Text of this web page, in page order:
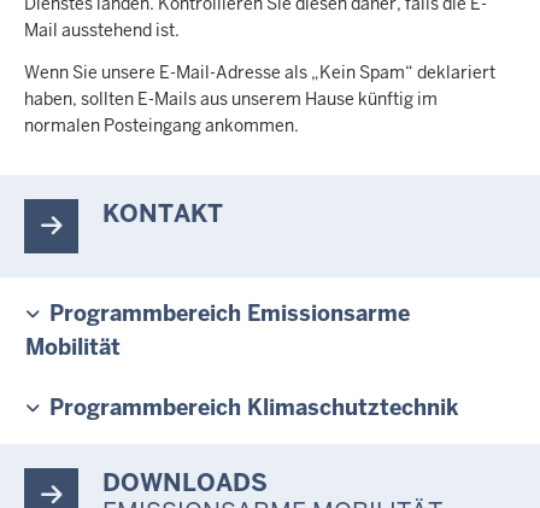
Mail ausstehend ist.
Wenn Sie unsere E-Mail-Adresse als „Kein Spam“ deklariert
haben, sollten E-Mails aus unserem Hause künftig im
normalen Posteingang ankommen.
KONTAKT
Programmbereich Emissionsarme
Mobilität
Programmbereich Klimaschutztechnik
DOWNLOADS